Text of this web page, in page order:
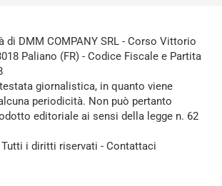
di DMM COMPANY SRL - Corso Vittorio
Paliano (FR) - Codice Fiscale e Partita
giornalistica, in quanto viene
periodicità. Non può pertanto
editoriale ai sensi della legge n. 62
i diritti riservati - Contattaci